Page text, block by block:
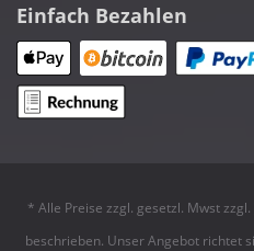
Einfach Bezahlen
* Alle Preise zzgl. gesetzl. Mwst zzgl.
beschrieben. Unser Angebot richtet